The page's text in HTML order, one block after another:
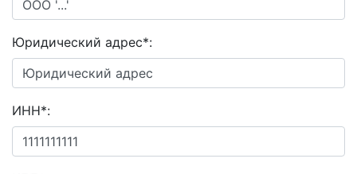
Юридический адрес*:
ИНН*: